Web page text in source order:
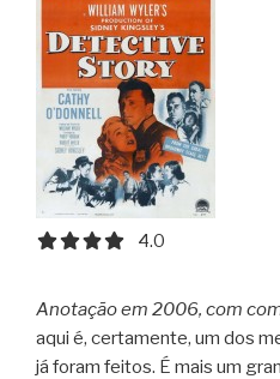
4.0 out of 5.0 stars
4.0
Anotação em 2006, com
aqui é, certamente, um dos
já foram feitos. É mais um